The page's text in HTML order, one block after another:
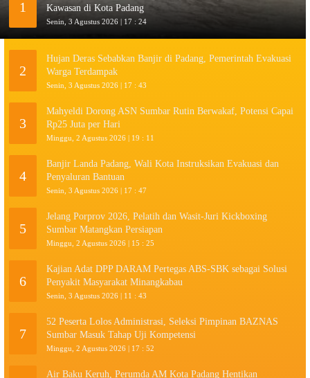
1
Kawasan di Kota Padang
Senin, 3 Agustus 2026 | 17 : 24
2
Hujan Deras Sebabkan Banjir di Padang, Pemerintah Evakuasi
Warga Terdampak
Senin, 3 Agustus 2026 | 17 : 43
3
Mahyeldi Dorong ASN Sumbar Rutin Berwakaf, Potensi Capai
Rp25 Juta per Hari
Minggu, 2 Agustus 2026 | 19 : 11
4
Banjir Landa Padang, Wali Kota Instruksikan Evakuasi dan
Penyaluran Bantuan
Senin, 3 Agustus 2026 | 17 : 47
5
Jelang Porprov 2026, Pelatih dan Wasit-Juri Kickboxing
Sumbar Matangkan Persiapan
Minggu, 2 Agustus 2026 | 15 : 25
6
Kajian Adat DPP DARAM Pertegas ABS-SBK sebagai Solusi
Penyakit Masyarakat Minangkabau
Senin, 3 Agustus 2026 | 11 : 43
7
52 Peserta Lolos Administrasi, Seleksi Pimpinan BAZNAS
Sumbar Masuk Tahap Uji Kompetensi
Minggu, 2 Agustus 2026 | 17 : 52
Air Baku Keruh, Perumda AM Kota Padang Hentikan